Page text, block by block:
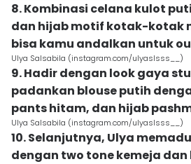
8. Kombinasi celana kulot
dan hijab motif kotak-kotak
bisa kamu andalkan untuk
Ulya Salsabila (instagram.com/ulyaslsss__)
9. Hadir dengan look gaya
padankan blouse putih
pants hitam, dan hijab
Ulya Salsabila (instagram.com/ulyaslsss__)
10. Selanjutnya, Ulya
dengan two tone kemeja